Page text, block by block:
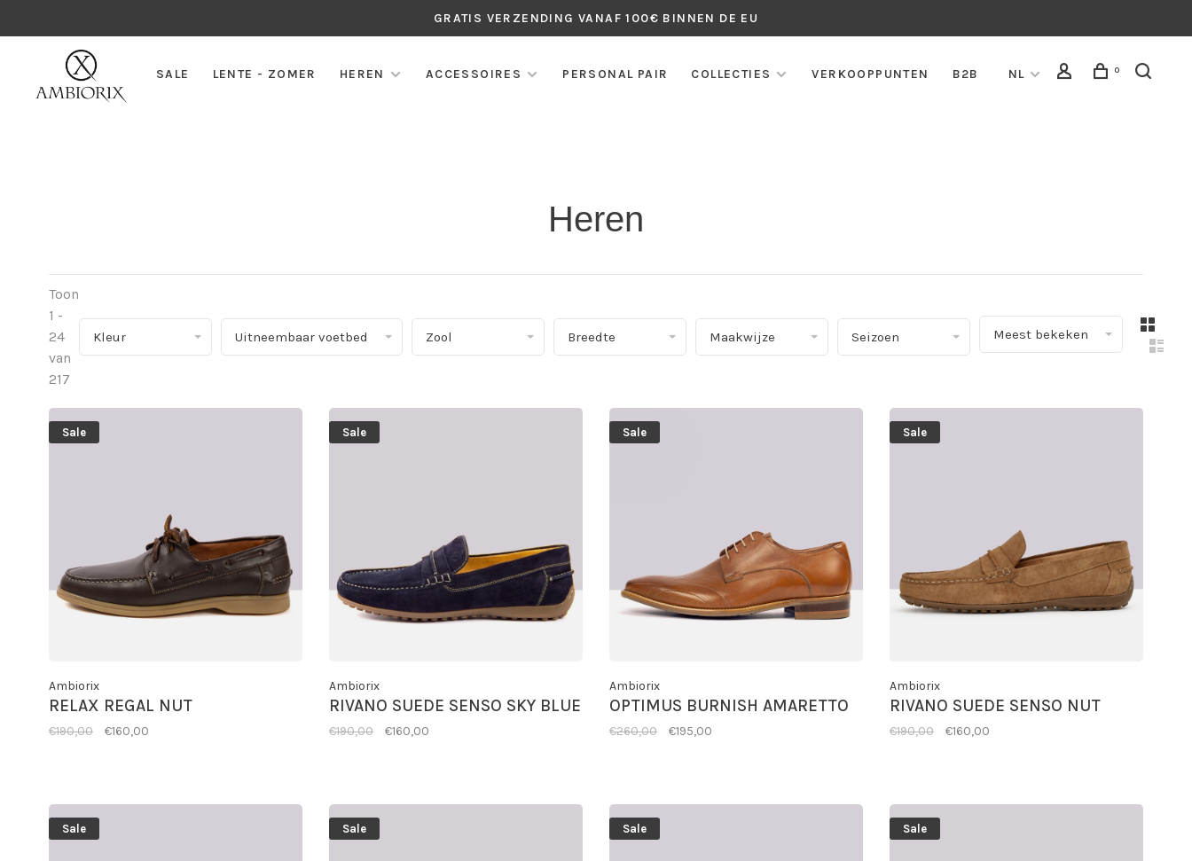
GRATIS VERZENDING VANAF 100€ BINNEN DE EU
SALE LENTE - ZOMER HEREN ACCESSOIRES PERSONAL PAIR COLLECTIES VERKOOPPUNTEN B2B NL 0
Heren
Toon
1 -
24
van
217
Kleur
▾
Uitneembaar voetbed Zool Breedte Maakwijze Seizoen Meest bekeken
Sale
Ambiorix
RELAX REGAL NUT
€190,00 €160,00
Sale
Ambiorix
RIVANO SUEDE SENSO SKY BLUE
€190,00 €160,00
Sale
Ambiorix
OPTIMUS BURNISH AMARETTO
€260,00 €195,00
Sale
Ambiorix
RIVANO SUEDE SENSO NUT
€190,00 €160,00
Sale Sale Sale Sale